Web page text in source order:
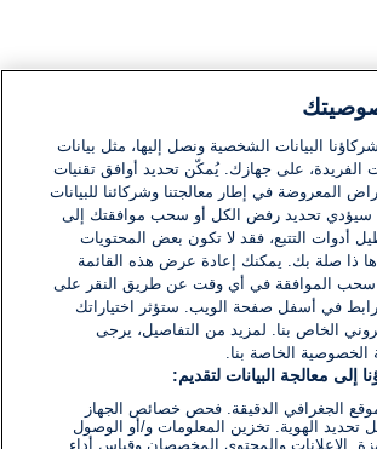
حتى الآن. كن الأول!
جديدًا ...
البيانات الشخصية ونصل إليها، مثل بيانات
الفريدة، على جهازك. يُمكّن تحديد أوافق تقنيات
المعروضة في إطار معالجتنا وشركائنا للبيانات
سيؤدي تحديد رفض الكل أو سحب موافقتك إلى
أدوات التتبع، فقد لا تكون بعض المحتويات
ذا صلة بك. يمكنك إعادة عرض هذه القائمة
أو سحب الموافقة في أي وقت عن طريق النقر على
في أسفل صفحة الويب. ستؤثر اختياراتك
الخاص بنا. لمزيد من التفاصيل، يرجى
الخاصة بنا.
إلى معالجة البيانات لتقديم:
الجغرافي الدقيقة. فحص خصائص الجهاز
الهوية. تخزين المعلومات و/أو الوصول
الإعلانات والمحتوى المخصصان وقياس أداء